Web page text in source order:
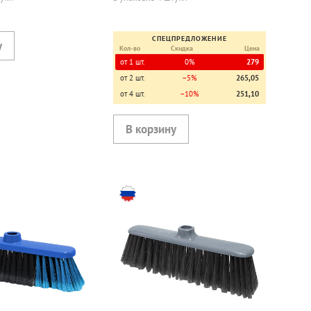
СПЕЦПРЕДЛОЖЕНИЕ
Кол-во
Скидка Цена
от 1 шт. 0%
279
от 2 шт.
−5%
265,05
от 4 шт.
−10% 251,10